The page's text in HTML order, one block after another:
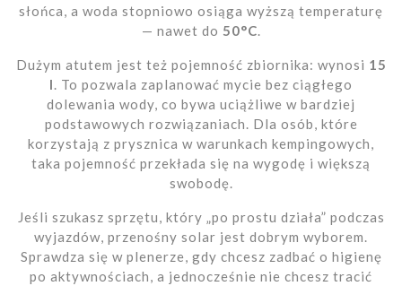
słońca, a woda stopniowo osiąga wyższą temperaturę
— nawet do 50°C
Dużym atutem jest też pojemność zbiornika: wynosi 15
l
. To pozwala zaplanować mycie bez ciągłego
dolewania wody, co bywa uciążliwe w bardziej
podstawowych rozwiązaniach. Dla osób, które
korzystają z prysznica w warunkach kempingowych,
taka pojemność przekłada się na wygodę i większą
swobodę.
Jeśli szukasz sprzętu, który „po prostu działa” podczas
wyjazdów, przenośny solar jest dobrym wyborem.
Sprawdza się w plenerze, gdy chcesz zadbać o higienę
po aktywnościach, a jednocześnie nie chcesz tracić